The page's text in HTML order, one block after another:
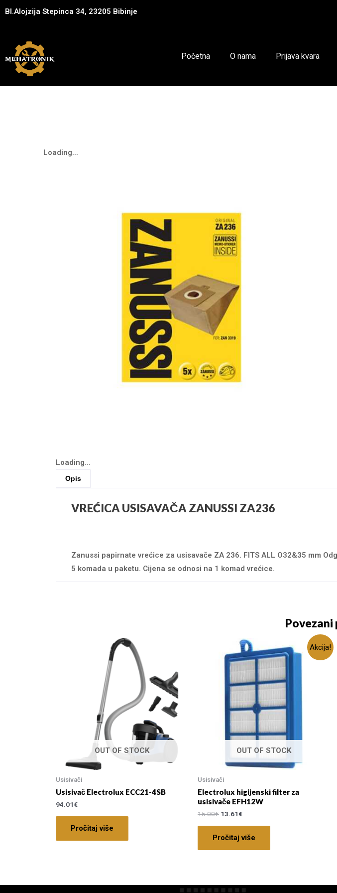
Bl.Alojzija Stepinca 34, 23205 Bibinje
Početna O nama Prijava kvara
Loading...
Loading...
Opis
VREĆICA USISAVAČA ZANUSSI ZA236
Zanussi papirnate vrećice za usisavače ZA 236. FITS ALL O32&35 mm
5 komada u paketu. Cijena se odnosi na 1 komad vrećice.
Povezani
OUT OF STOCK
Usisivači
Usisivač Electrolux ECC21-4SB
94.01€
Pročitaj više
Akcija!
OUT OF STOCK
Usisivači
Electrolux higijenski filter za
usisivače EFH12W
15.00€ 13.61€
Pročitaj više